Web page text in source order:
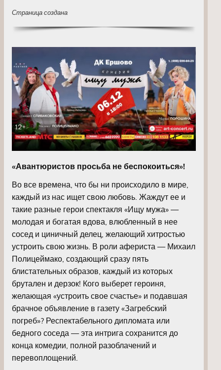
Страница создана
«Авантюристов просьба не беспокоиться»!
Во все времена, что бы ни происходило в мире,
каждый из нас ищет свою любовь. Жаждут ее и
такие разные герои спектакля «Ищу мужа» —
молодая и богатая вдова, влюбленный в нее
сосед и циничный делец, желающий хитростью
устроить свою жизнь. В роли афериста — Михаил
Полицеймако, создающий сразу пять
блистательных образов, каждый из которых
брутален и дерзок! Кого выберет героиня,
желающая «устроить свое счастье» и подавшая
брачное объявление в газету «Загребский
погреб»? Респектабельного дипломата или
бедного соседа — эта интрига сохранится до
конца комедии, полной разоблачений и
перевоплощений.